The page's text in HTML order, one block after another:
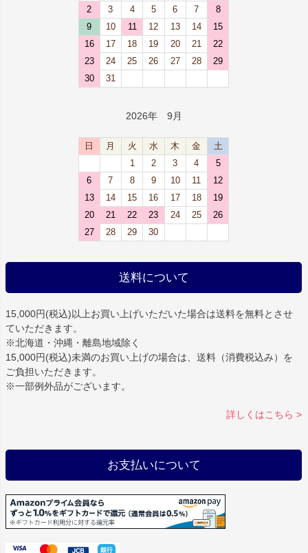
2
3 4 5 6 7
8
9
10 11 12 13 14
15
16
17 18 19 20 21
22
23
24 25 26 27 28
29
30
31
2026年 9月
日 月 火 水 木 金
土
1
2 3 4
5
6
7 8 9 10 11
12
13
14 15 16 17 18
19
20
21 22 23 24 25
26
27
28 29 30
送料について
15,000円(税込)以上お買い上げいただいた場合は送料を無料とさせ
ていただきます。
※北海道・沖縄・離島地域除く
15,000円(税込)未満のお買い上げの場合は、送料（消費税込み）を
ご負担いただきます。
※一部例外品がございます。
詳しくはこちら >
お支払いについて